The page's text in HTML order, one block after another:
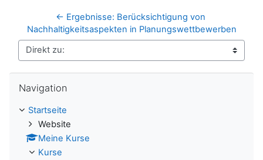
← Ergebnisse: Berücksichtigung von
Nachhaltigkeitsaspekten in Planungswettbewerben
Direkt zu:
Navigation
Startseite
Website
Meine Kurse
Kurse